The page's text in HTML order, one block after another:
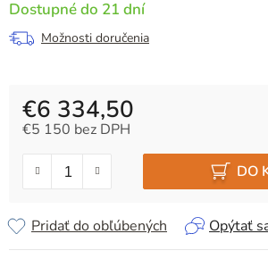
Dostupné do 21 dní
Možnosti doručenia
€6 334,50
€5 150 bez DPH
DO
Opýtať
Pridať do obľúbených